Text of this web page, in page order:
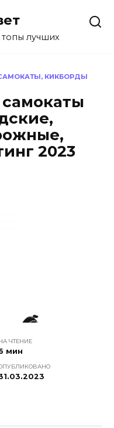
лучших
КИКБОРДЫ
2023
ЧТЕНИЕ
мин